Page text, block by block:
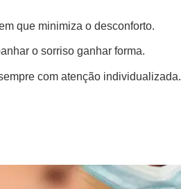
que minimiza o desconforto.
o sorriso ganhar forma.
com atenção individualizada.